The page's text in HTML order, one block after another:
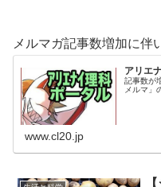
メルマガ記事数増加に伴
アリエ
記事数が
メルマ」
www.cl20.jp